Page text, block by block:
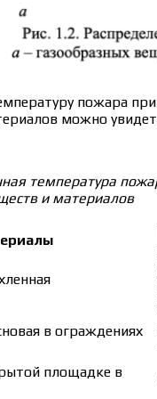
пожара при
можно
температура
и материалов
в ограждениях
площадке в